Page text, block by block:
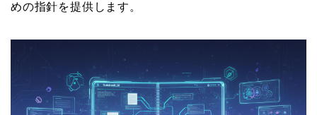
めの指針を提供します。